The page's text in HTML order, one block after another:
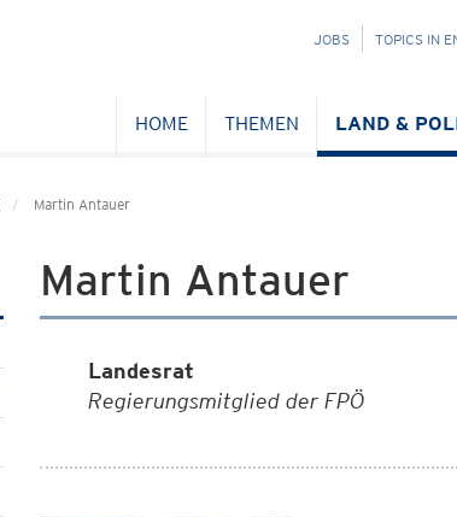
NAVIGATION
JOBS TOPICS IN
HOME THEMEN LAND &
Martin Antauer
Martin Antauer
Landesrat
Regierungsmitglied der FPÖ